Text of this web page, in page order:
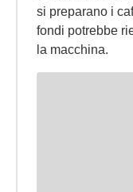
si preparano i
fondi potrebbe
la macchina.